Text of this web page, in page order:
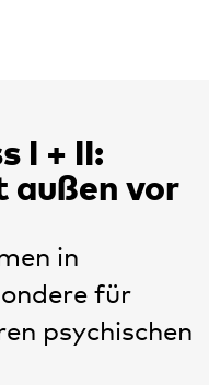
I + II:
vor
in
für
psychischen